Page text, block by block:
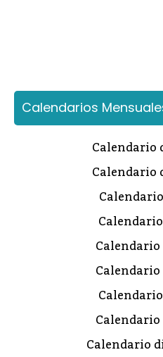
Calendarios
Calendario
Calendario
Calendario